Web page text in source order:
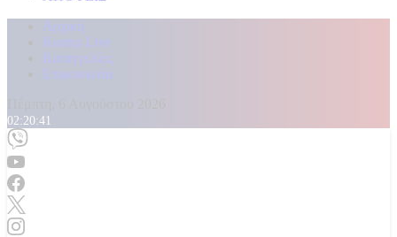
Αρχική
Kontra Live
Καταγγελίες
Επικοινωνία
02:20:42